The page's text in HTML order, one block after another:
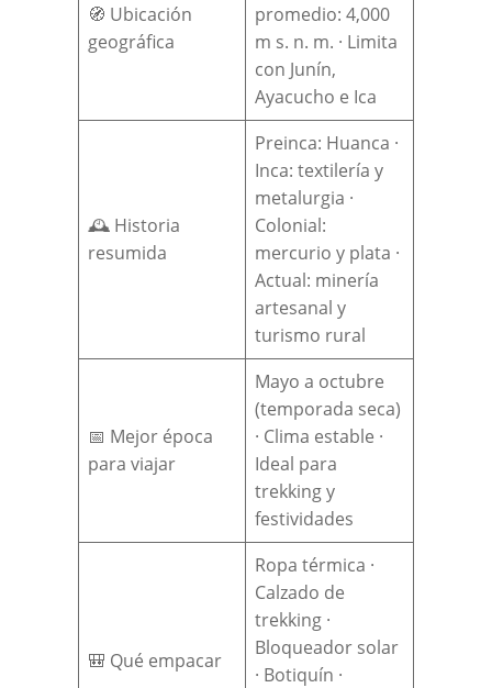
🧭 Ubicación
geográfica
promedio: 4,000
m s. n. m. · Limita
con Junín,
Ayacucho e Ica
🕰️ Historia
resumida
Preinca: Huanca ·
Inca: textilería y
metalurgia ·
Colonial:
mercurio y plata ·
Actual: minería
artesanal y
turismo rural
📅 Mejor época
para viajar
Mayo a octubre
(temporada seca)
· Clima estable ·
Ideal para
trekking y
festividades
🎒 Qué empacar
Ropa térmica ·
Calzado de
trekking ·
Bloqueador solar
· Botiquín ·